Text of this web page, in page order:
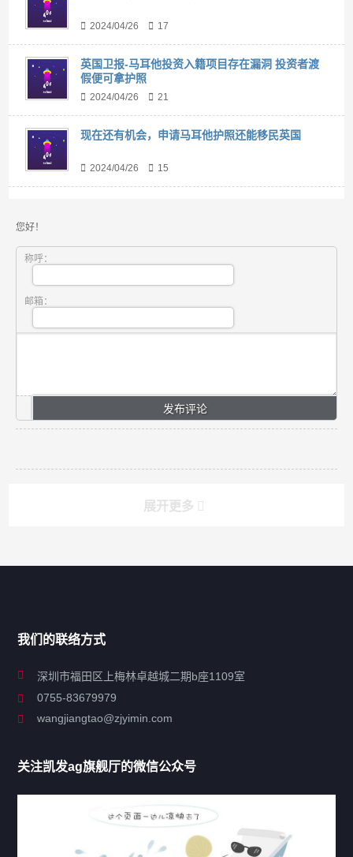
2024/04/26 17
英国卫报-马耳他投资入籍项目存在漏洞 投资者渡
假便可拿护照
2024/04/26 21
现在还有机会，申请马耳他护照还能移民英国
2024/04/26 15
您好！
称呼：
邮箱：
展开更多
联系凯发ag旗舰厅
我们的联络方式
深圳市福田区上梅林卓越城二期b座1109室
0755-83679979
wangjiangtao@zjyimin.com
关注凯发ag旗舰厅的微信公众号